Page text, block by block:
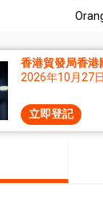
香港貿發局香
2026年10月27
立即登記